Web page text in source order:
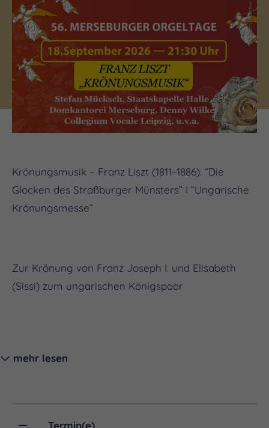
(c) Danny Manthei
Krönungsmusik – Franz Liszt (1811–1886): “Die
Glocken des Straßburger Münsters” I “Ungarische
Krönungsmesse”
Zur Krönung von Franz Joseph I. und Elisabeth
(Sissi) zum ungarischen Königspaar
mehr lesen
Termin(e)